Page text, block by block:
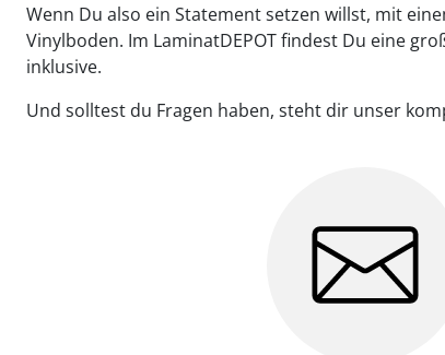
Wenn Du also ein Statement setzen willst, mit
Vinylboden. Im LaminatDEPOT findest Du eine
inklusive.
Und solltest du Fragen haben, steht dir unser